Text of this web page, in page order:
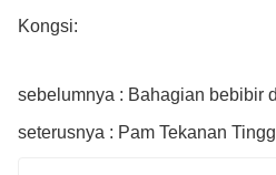
Kongsi:
seterusnya : Pam Tekanan